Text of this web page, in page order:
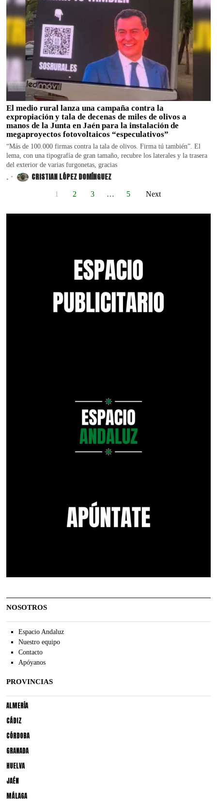
El medio rural lanza una campaña contra la
expropiación y tala de decenas de miles de olivos a
manos de la Junta en Jaén para la instalación de
megaproyectos fotovoltaicos “especulativos”
“Más de 100.000 firmas contra la tala de olivos. Firma tú también”. El
lema, con una tipografía de gran tamaño, recubre los laterales y la trasera
del exterior de varias furgonetas, gracias
. CRISTIAN LÓPEZ DOMÍNGUEZ
1 2 3 … 5 Next
NOSOTROS
Espacio Andaluz
Nuestro equipo
Contacto
Apóyanos
PROVINCIAS
ALMERÍA
CÁDIZ
CÓRDOBA
GRANADA
HUELVA
JAÉN
MÁLAGA